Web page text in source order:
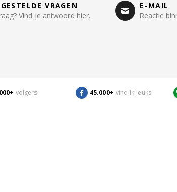
VRAGEN
Vind je antwoord hier.
E-MAIL
Reactie
volgers 45.000+ vind-ik-leuks